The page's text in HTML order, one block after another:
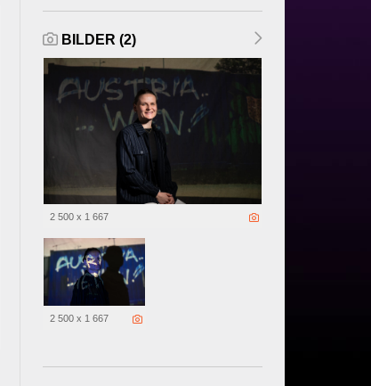
BILDER (2)
2 500 x 1 667
2 500 x 1 667